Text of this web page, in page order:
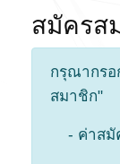
สมัครส
กรุณากร
สมาชิก"
- ค่าสมัค